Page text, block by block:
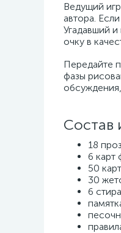
Ведущий
автора.
Угадавший
очку в
Передайте
фазы
Состав
18
6 карт
50
30
6